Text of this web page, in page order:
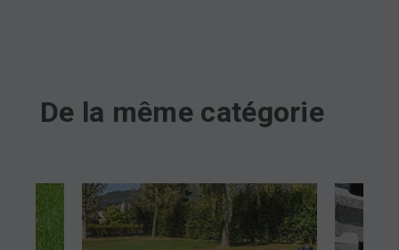
De la même catégorie